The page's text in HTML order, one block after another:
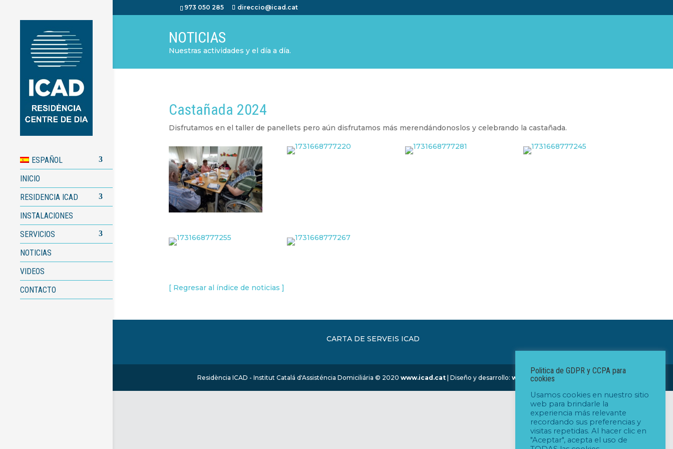
973 050 285 direccio@icad.cat
ESPAÑOL
INICIO
RESIDENCIA ICAD
INSTALACIONES
SERVICIOS
NOTICIAS
VIDEOS
CONTACTO
NOTICIAS
Nuestras actividades y el día a día.
Castañada 2024
Disfrutamos en el taller de panellets pero aún disfrutamos más merendándonoslos y celebrando la castañada.
[ Regresar al índice de noticias ]
CARTA DE SERVEIS ICAD
Residència ICAD - Institut Catalá d'Assisténcia Domiciliária © 2020 www.icad.cat| Diseño y desarrollo: www.xm-company.com
Politica de GDPR y CCPA para
cookies
Usamos cookies en nuestro sitio
web para brindarle la
experiencia más relevante
recordando sus preferencias y
visitas repetidas. Al hacer clic en
"Aceptar", acepta el uso de